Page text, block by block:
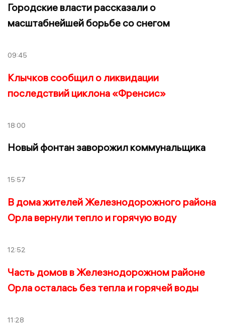
Городские власти рассказали о
масштабнейшей борьбе со снегом
09:45
Клычков сообщил о ликвидации
последствий циклона «Френсис»
18:00
Новый фонтан заворожил коммунальщика
15:57
В дома жителей Железнодорожного района
Орла вернули тепло и горячую воду
12:52
Часть домов в Железнодорожном районе
Орла осталась без тепла и горячей воды
11:28